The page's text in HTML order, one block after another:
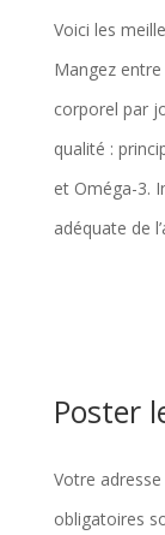
Voici les
Mangez
corporel par
qualité :
et Oméga-3.
adéquate de
Poster
Votre
obligatoires